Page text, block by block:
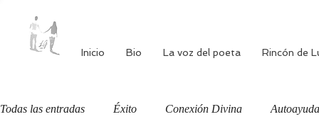
Inicio Bio La voz del poeta Rincón de
Todas las entradas Éxito Conexión Divina Autoayuda